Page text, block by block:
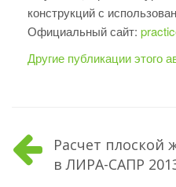
конструкций с
Официальный сайт:
Другие публикации этого
Расчет плоской
в ЛИРА-САПР